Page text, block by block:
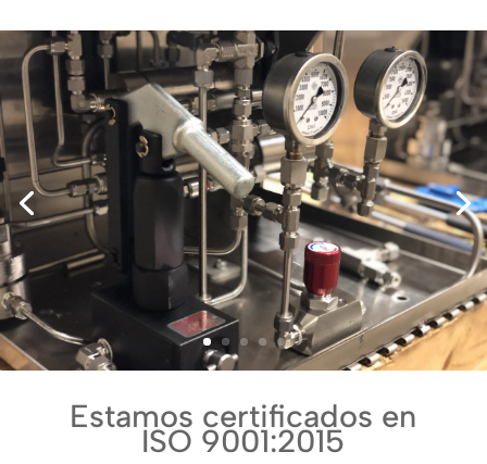
Estamos certificados en
ISO 9001:2015